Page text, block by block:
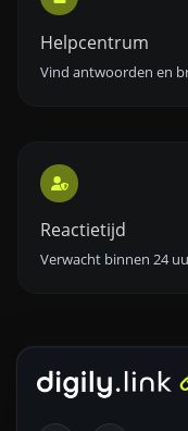
Helpcentrum
Vind antwoorden en
Reactietijd
Verwacht binnen 24